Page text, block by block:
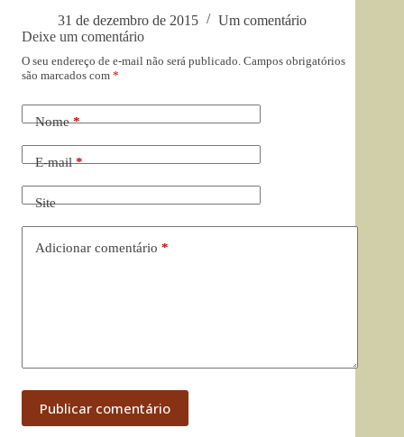
31 de dezembro de 2015
Um comentário
Deixe um comentário
O seu endereço de e-mail não será publicado. Campos obrigatórios
são marcados com *
Nome*
E-mail*
Site
Adicionar comentário *
Publicar comentário